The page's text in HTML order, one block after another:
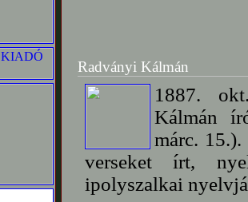
Radványi Kálmán
1887.
Kálmán
márc. 15.).
verseket írt,
ipolyszalkai